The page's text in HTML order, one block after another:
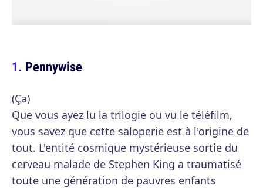
Pennywise
(Ça)
Que vous ayez lu la trilogie ou vu le téléfilm,
vous savez que cette saloperie est à l'origine de
tout. L'entité cosmique mystérieuse sortie du
cerveau malade de Stephen King a traumatisé
toute une génération de pauvres enfants